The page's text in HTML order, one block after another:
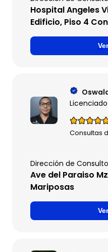
Hospital Angeles
Edificio, Piso 4
Consultas
Dirección de
Ave del Paraiso
Mariposas